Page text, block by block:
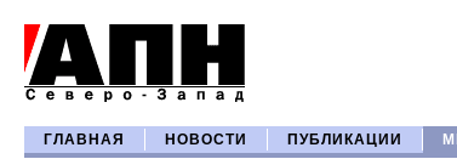
ГЛАВНАЯ НОВОСТИ ПУБЛИКАЦИИ